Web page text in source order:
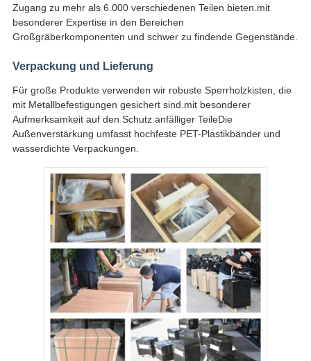
Zugang zu mehr als 6.000 verschiedenen Teilen bieten.mit
besonderer Expertise in den Bereichen
Großgräberkomponenten und schwer zu findende Gegenstände.
Verpackung und Lieferung
Für große Produkte verwenden wir robuste Sperrholzkisten, die
mit Metallbefestigungen gesichert sind.mit besonderer
Aufmerksamkeit auf den Schutz anfälliger TeileDie
Außenverstärkung umfasst hochfeste PET-Plastikbänder und
wasserdichte Verpackungen.